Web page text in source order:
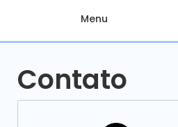
Menu
Contato